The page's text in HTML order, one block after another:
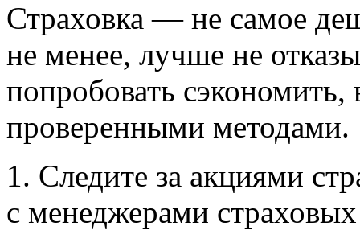
Страховка — не самое
не менее, лучше не
попробовать сэкономить,
проверенными методами.
1. Следите за акциями
с менеджерами